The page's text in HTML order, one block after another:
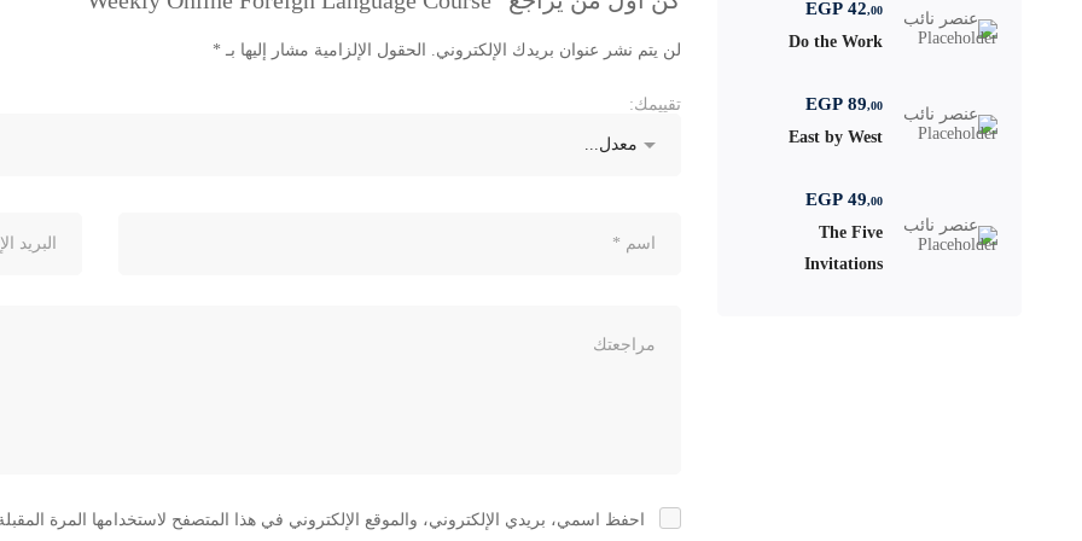
42,00
EGP
Do the Work
89,00
EGP
East by West
49,00
EGP
The Five
Invitations
لن يتم نشر عنوان بريدك الإلكتروني. الحقول الإلزامية مشار إليها بـ *
تقييمك:
احفظ اسمي، بريدي الإلكتروني، والموقع الإلكتروني في هذا المتصفح لاستخدامها المرة